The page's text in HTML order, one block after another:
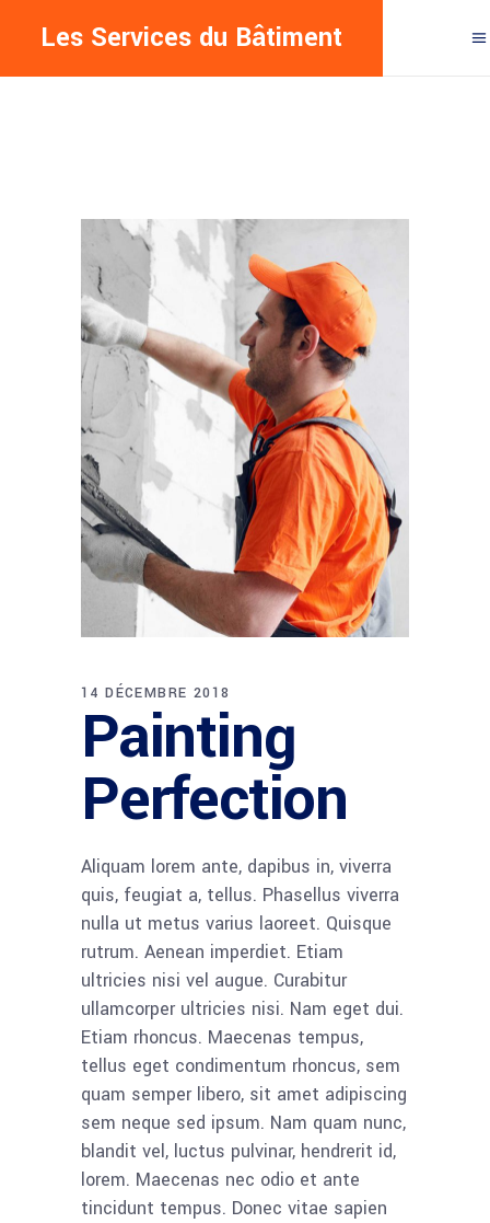
Les Services du Bâtiment
14 DÉCEMBRE 2018
Painting
Perfection
Aliquam lorem ante, dapibus in, viverra
quis, feugiat a, tellus. Phasellus viverra
nulla ut metus varius laoreet. Quisque
rutrum. Aenean imperdiet. Etiam
ultricies nisi vel augue. Curabitur
ullamcorper ultricies nisi. Nam eget dui.
Etiam rhoncus. Maecenas tempus,
tellus eget condimentum rhoncus, sem
quam semper libero, sit amet adipiscing
sem neque sed ipsum. Nam quam nunc,
blandit vel, luctus pulvinar, hendrerit id,
lorem. Maecenas nec odio et ante
tincidunt tempus. Donec vitae sapien